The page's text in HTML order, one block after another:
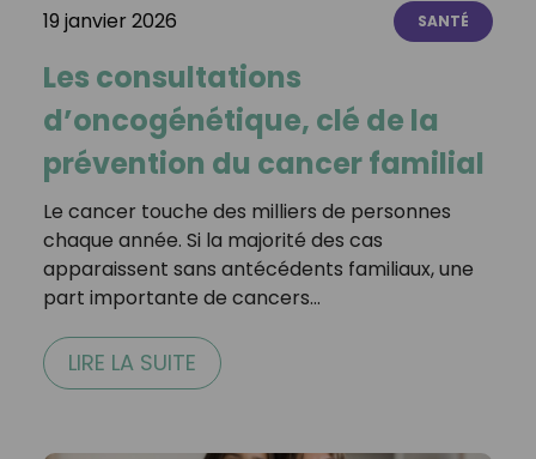
19 janvier 2026 SANTÉ
Les consultations
d’oncogénétique, clé de la
prévention du cancer familial
Le cancer touche des milliers de personnes
chaque année. Si la majorité des cas
apparaissent sans antécédents familiaux, une
part importante de cancers…
LIRE LA SUITE